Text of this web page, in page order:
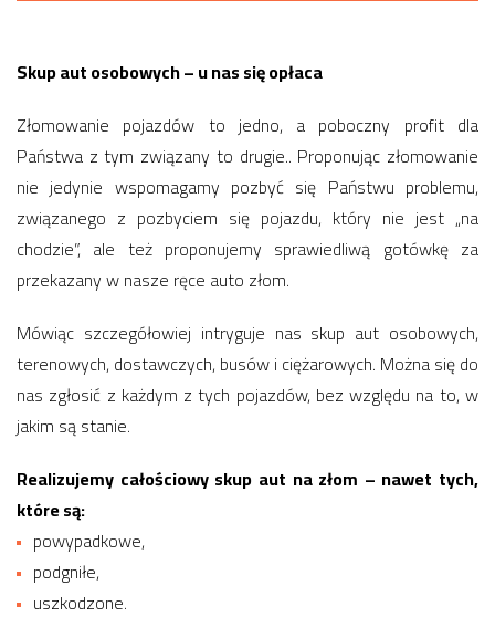
Skup aut osobowych – u nas się opłaca
Złomowanie pojazdów to jedno, a poboczny profit dla
Państwa z tym związany to drugie.. Proponując złomowanie
nie jedynie wspomagamy pozbyć się Państwu problemu,
związanego z pozbyciem się pojazdu, który nie jest „na
chodzie”, ale też proponujemy sprawiedliwą gotówkę za
przekazany w nasze ręce auto złom.
Mówiąc szczegółowiej intryguje nas skup aut osobowych,
terenowych, dostawczych, busów i ciężarowych. Można się do
nas zgłosić z każdym z tych pojazdów, bez względu na to, w
jakim są stanie.
Realizujemy całościowy skup aut na złom – nawet tych,
które są:
powypadkowe,
podgniłe,
uszkodzone.